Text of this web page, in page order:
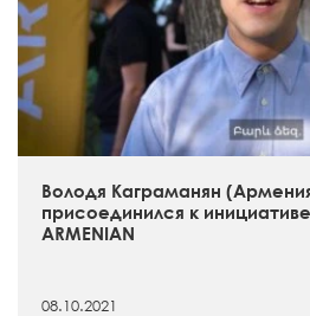
Володя Каграманян
присоединился к инициативе
ARMENIAN
08.10.2021